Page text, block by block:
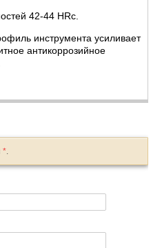
42-44 HRc.
инструмента усиливает
антикоррозийное
*.